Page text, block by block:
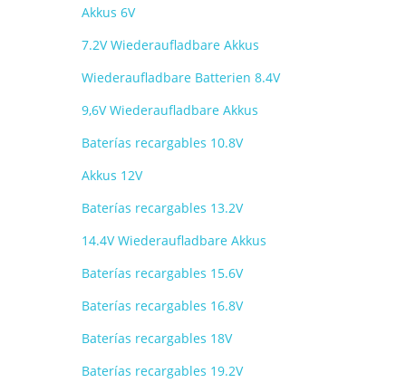
Akkus 6V
7.2V Wiederaufladbare Akkus
Wiederaufladbare Batterien 8.4V
9,6V Wiederaufladbare Akkus
Baterías recargables 10.8V
Akkus 12V
Baterías recargables 13.2V
14.4V Wiederaufladbare Akkus
Baterías recargables 15.6V
Baterías recargables 16.8V
Baterías recargables 18V
Baterías recargables 19.2V